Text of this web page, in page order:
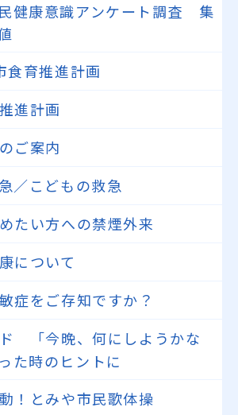
健康意識アンケート調査 集
食育推進計画
進計画
ご案内
／こどもの救急
たい方への禁煙外来
について
症をご存知ですか？
「今晩、何にしようかな
た時のヒントに
！とみや市民歌体操